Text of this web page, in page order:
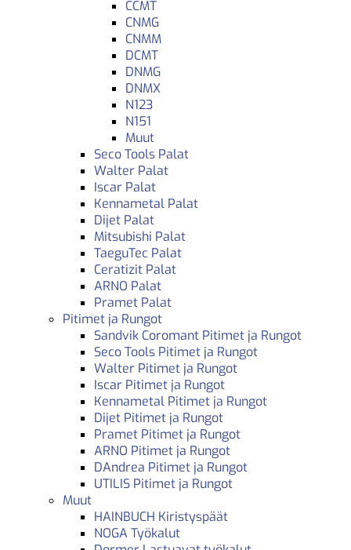
CCMT
CNMG
CNMM
DCMT
DNMG
DNMX
N123
N151
Muut
Seco Tools Palat
Walter Palat
Iscar Palat
Kennametal Palat
Dijet Palat
Mitsubishi Palat
TaeguTec Palat
Ceratizit Palat
ARNO Palat
Pramet Palat
Pitimet ja Rungot
Sandvik Coromant Pitimet ja Rungot
Seco Tools Pitimet ja Rungot
Walter Pitimet ja Rungot
Iscar Pitimet ja Rungot
Kennametal Pitimet ja Rungot
Dijet Pitimet ja Rungot
Pramet Pitimet ja Rungot
ARNO Pitimet ja Rungot
DAndrea Pitimet ja Rungot
UTILIS Pitimet ja Rungot
Muut
HAINBUCH Kiristyspäät
NOGA Työkalut